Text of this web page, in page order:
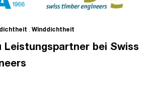
, Winddichtheit
Leistungspartner bei Swiss